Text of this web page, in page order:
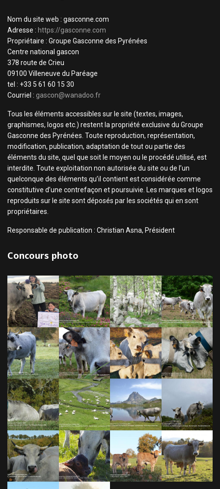
Nom du site web : gasconne.com
Adresse : https://gasconne.com
Propriétaire : Groupe Gasconne des Pyrénées
Centre national gascon
378 route de Crieu
09100 Villeneuve du Paréage
tel : +33 5 61 60 15 30
Courriel : gascon@wanadoo.fr
Tous les éléments accessibles sur le site (textes, images,
graphismes, logos etc.) restent la propriété exclusive du Groupe
Gasconne des Pyrénées. Toute reproduction, représentation,
modification, publication, adaptation de tout ou partie des
éléments du site, quel que soit le moyen ou le procédé utilisé, est
interdite. Toute exploitation non autorisée du site ou de l’un
quelconque des éléments qu’il contient est considérée comme
constitutive d’une contrefaçon et poursuivie. Les marques et logos
reproduits sur le site sont déposés par les sociétés qui en sont
propriétaires.
Responsable de publication : Christian Asna, Président
Concours photo